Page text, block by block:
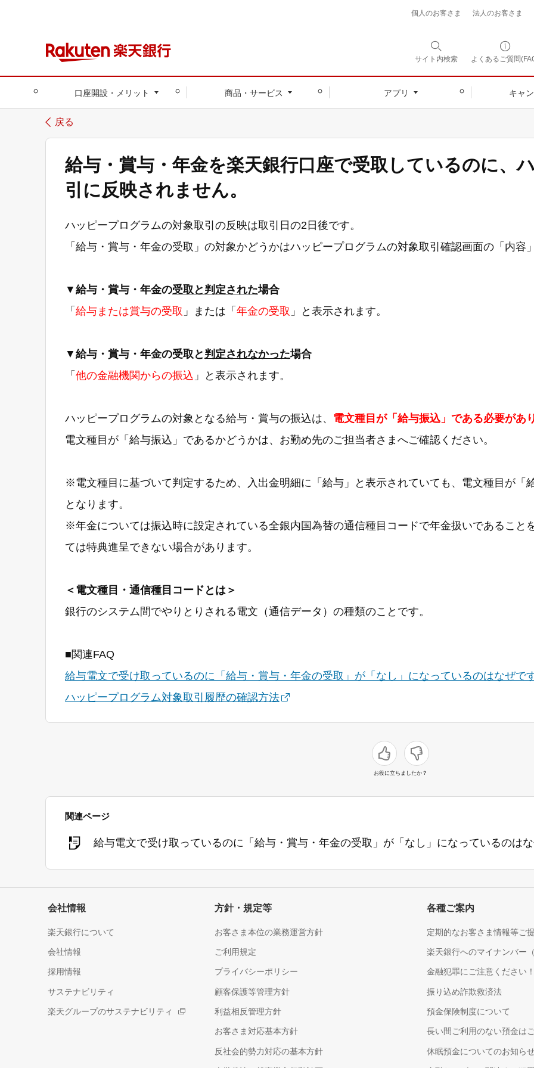
個人のお客さま 法人のお客さま
サイト内検索 よくあるご質問
口座開設・メリット 商品・サービス アプリ キャ
戻る
給与・賞与・年金を楽天銀行口座で受取しているのに、
引に反映されません。
ハッピープログラムの対象取引の反映は取引日の2日後です。
「給与・賞与・年金の受取」の対象かどうかはハッピープログラムの対象取引確認画面の「内容
▼ 給与・賞与・年金の受取と判定された場合
「 給与または賞与の受取 」または「 年金の受取 」と表示されます。
▼ 給与・賞与・年金の受取と 判定されなかった場合
「 他の金融機関からの振込 」と表示されます。
ハッピープログラムの対象となる給与・賞与の振込は、 電文種目が「給与振込」である必要があ
電文種目が「給与振込」であるかどうかは、お勤め先のご担当者さまへご確認ください。
※電文種目に基づいて判定するため、入出金明細に「給与」と表示されていても、電文種目が「
となります。
※年金については振込時に設定されている全銀内国為替の通信種目コードで年金扱いであること
ては特典進呈できない場合があります。
＜電文種目・通信種目コードとは＞
銀行のシステム間でやりとりされる電文（通信データ）の種類のことです。
■関連FAQ
給与電文で受け取っているのに「給与・賞与・年金の受取」が「なし」になっているのはなぜで
ハッピープログラム対象取引履歴の確認方法
お役に立ちましたか？
関連ページ
給与電文で受け取っているのに「給与・賞与・年金の受取」が「なし」になっているのは
会社情報
楽天銀行について
会社情報
採用情報
サステナビリティ
楽天グループのサステナビリティ
方針・規定等
お客さま本位の業務運営方針
ご利用規定
プライバシーポリシー
顧客保護等管理方針
利益相反管理方針
お客さま対応基本方針
反社会的勢力対応の基本方針
各種ご案内
定期的なお客さま情報等ご
楽天銀行へのマイナンバー
金融犯罪にご注意ください
振り込め詐欺救済法
預金保険制度について
長い間ご利用のない預金は
休眠預金についてのお知ら